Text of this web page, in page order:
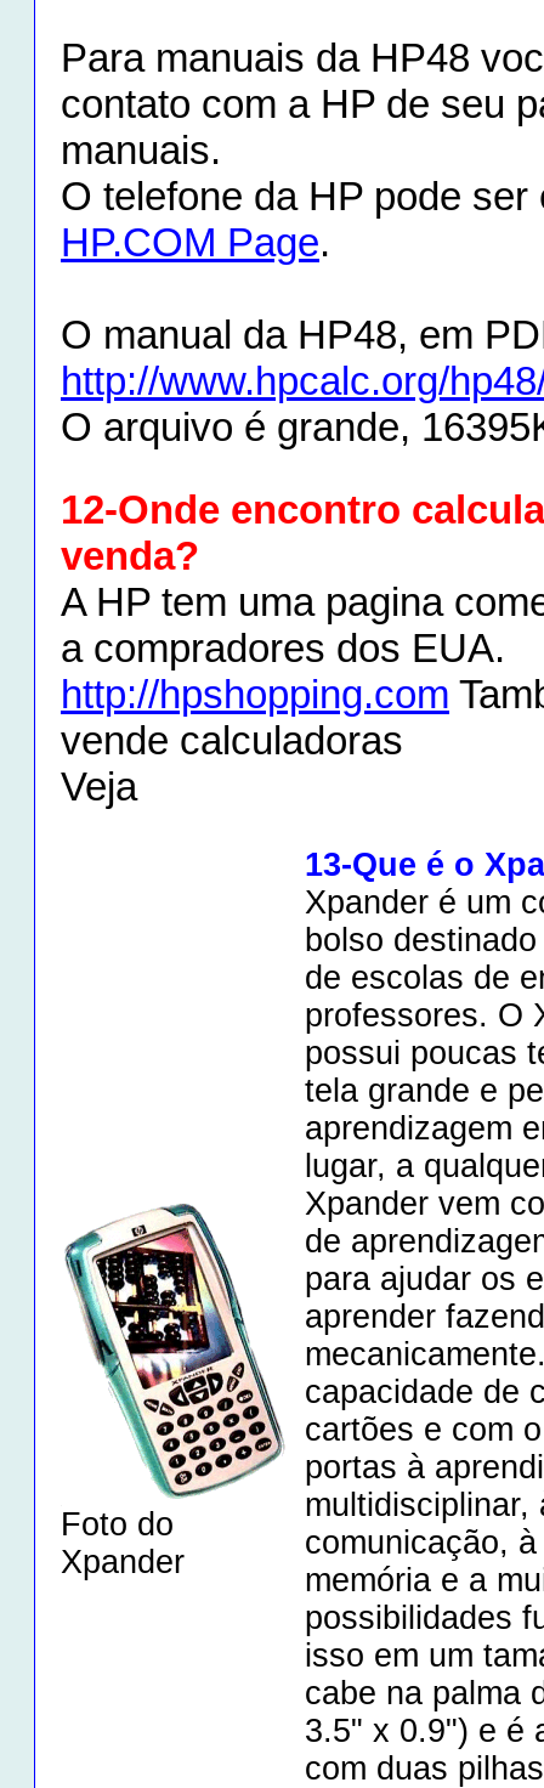
Para manuais da HP48
contato com a HP de seu
manuais.
O telefone da HP pode
HP.COM Page.
O manual da HP48, em
http://www.hpcalc.org/
O arquivo é grande,
12-Onde encontro
venda?
A HP tem uma pagina
a compradores dos EUA.
http://hpshopping.com
vende calculadoras
Veja
Foto do
Xpander
13-Que é o
Xpander é um
bolso
de escolas de
professores. O
possui poucas
tela grande e
aprendizagem
lugar, a
Xpander vem
de
para ajudar os
aprender
capacidade de
cartões e com
portas à
multidisciplinar,
comunicação,
memória e a
possibilidades
isso em um
cabe na palma
3.5" x 0.9") e é
com duas